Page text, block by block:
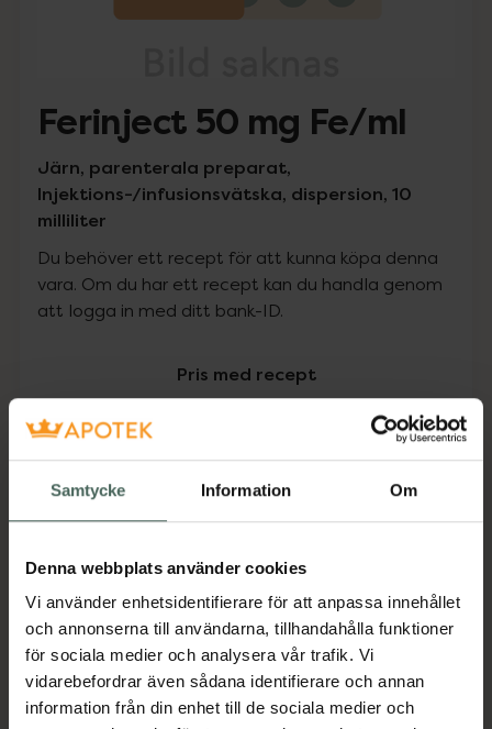
Samtycke Information Om
Denna webbplats använder cookies
Vi använder enhetsidentifierare för att anpassa innehållet
och annonserna till användarna, tillhandahålla funktioner
för sociala medier och analysera vår trafik. Vi
vidarebefordrar även sådana identifierare och annan
information från din enhet till de sociala medier och
Ferinject 50 mg Fe/ml
Järn, parenterala preparat,
Injektions-/infusionsvätska, dispersion, 10
milliliter
Du behöver ett recept för att kunna köpa denna
vara. Om du har ett recept kan du handla genom
att logga in med ditt bank-ID.
Pris med recept
Högkostnadsskyddet gäller
1809,90 kr
Köp via ditt recept
Aktuella erbjudanden
Beskrivning Dölj